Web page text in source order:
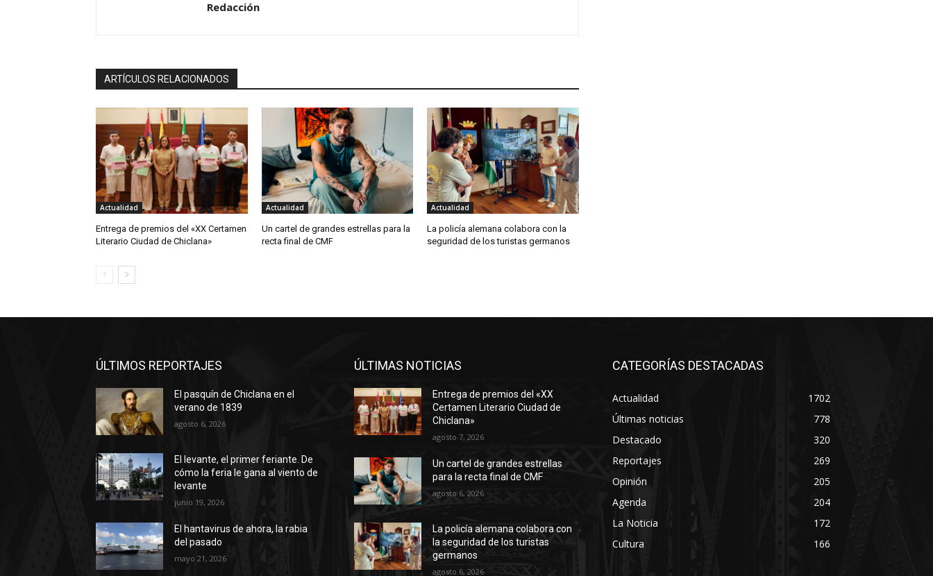
Redacción
ARTÍCULOS RELACIONADOS
Actualidad
Entrega de premios del «XX Certamen
Literario Ciudad de Chiclana»
Actualidad
Un cartel de grandes estrellas para la
recta final de CMF
Actualidad
La policía alemana colabora con la
seguridad de los turistas germanos
ÚLTIMOS REPORTAJES
El pasquín de Chiclana en el
verano de 1839
agosto 6, 2026
El levante, el primer feriante. De
cómo la feria le gana al viento de
levante
junio 19, 2026
El hantavirus de ahora, la rabia
del pasado
mayo 21, 2026
ÚLTIMAS NOTICIAS
Entrega de premios del «XX
Certamen Literario Ciudad de
Chiclana»
agosto 7, 2026
Un cartel de grandes estrellas
para la recta final de CMF
agosto 6, 2026
La policía alemana colabora con
la seguridad de los turistas
germanos
agosto 6, 2026
CATEGORÍAS DESTACADAS
Actualidad
1702
Últimas noticias
778
Destacado
320
Reportajes
269
Opinión
205
Agenda
204
La Noticia
172
Cultura
166